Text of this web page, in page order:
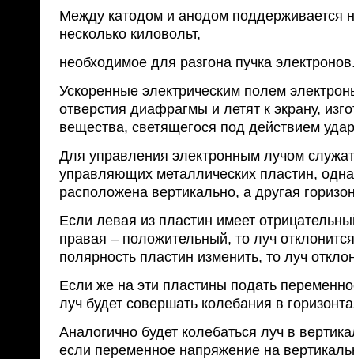
Между катодом и анодом поддерживается
несколько киловольт,
необходимое для разгона пучка
Ускоренные электрическим полем
отверстия диафрагмы и летят к экрану,
вещества, светящегося под действием
Для управления электронным лучом
управляющих металлических пластин,
расположена вертикально, а другая
Если левая из пластин имеет
правая – положительный, то луч
полярность пластин изменить, то луч
Если же на эти пластины подать
луч будет совершать колебания в
Аналогично будет колебаться луч в
если переменное напряжение на